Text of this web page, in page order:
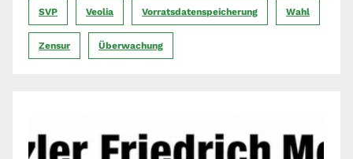
SVP Veolia Vorratsdatenspeicherung Wahl
Zensur Überwachung